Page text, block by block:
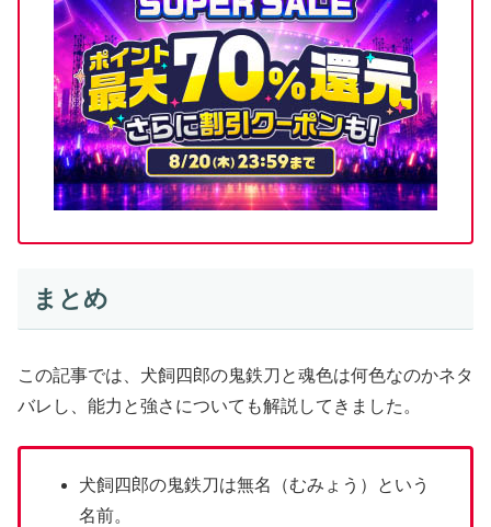
まとめ
この記事では、犬飼四郎の鬼鉄刀と魂色は何色なのかネタ
バレし、能力と強さについても解説してきました。
犬飼四郎の鬼鉄刀は無名（むみょう）という
名前。